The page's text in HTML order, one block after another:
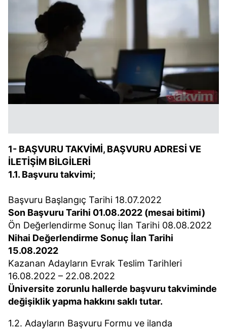
1- BAŞVURU TAKVİMİ, BAŞVURU ADRESİ VE
İLETİŞİM BİLGİLERİ
1.1. Başvuru takvimi;
Başvuru Başlangıç Tarihi 18.07.2022
Son Başvuru Tarihi 01.08.2022 (mesai bitimi)
Ön Değerlendirme Sonuç İlan Tarihi 08.08.2022
Nihai Değerlendirme Sonuç İlan Tarihi
15.08.2022
Kazanan Adayların Evrak Teslim Tarihleri
16.08.2022 – 22.08.2022
Üniversite zorunlu hallerde başvuru takviminde
değişiklik yapma hakkını saklı tutar.
1.2. Adayların Başvuru Formu ve ilanda